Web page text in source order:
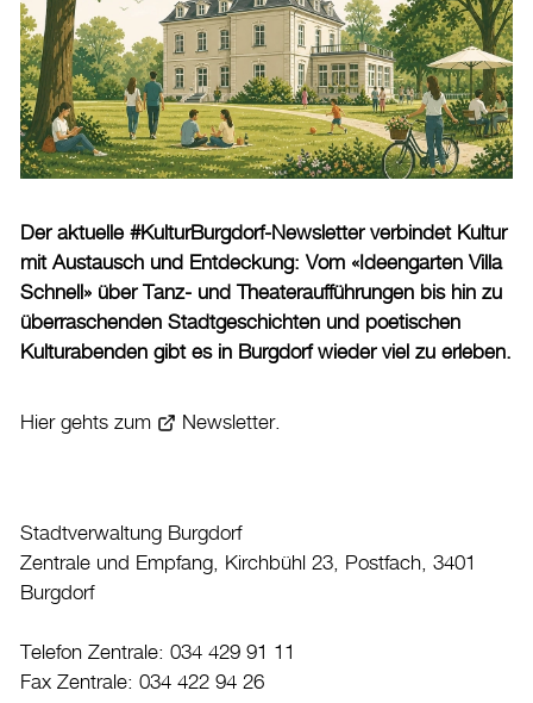
Aktuelles
Amtliche Publikationen
Medienmitteilungen
Baupublikationen
Home
Öffnungszeiten & Kontakt
Veranstaltungskalender
Drucken
Der aktuelle #KulturBurgdorf-Newsletter verbindet Kultur
mit Austausch und Entdeckung: Vom «Ideengarten Villa
Schnell» über Tanz- und Theateraufführungen bis hin zu
überraschenden Stadtgeschichten und poetischen
Kulturabenden gibt es in Burgdorf wieder viel zu erleben.
Hier gehts zum Newsletter.
Stadtverwaltung Burgdorf
Zentrale und Empfang, Kirchbühl 23, Postfach, 3401
Burgdorf
Telefon Zentrale: 034 429 91 11
Fax Zentrale: 034 422 94 26